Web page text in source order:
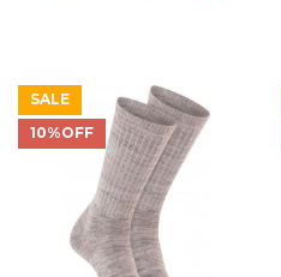
SALE
10%OFF